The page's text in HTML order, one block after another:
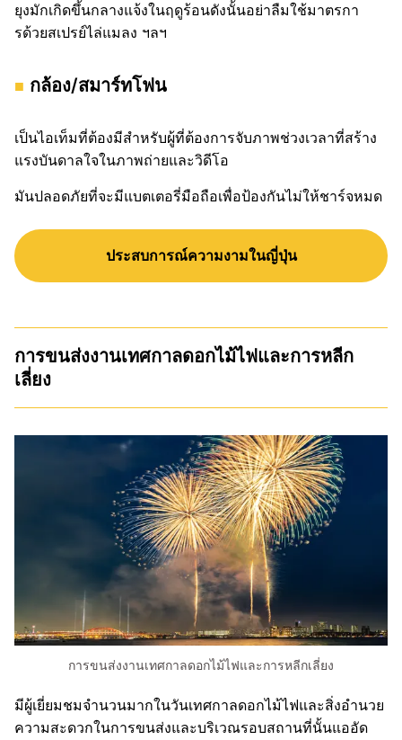
ยุงมักเกิดขึ้นกลางแจ้งในฤดูร้อนดังนั้นอย่าลืมใช้มาตรกา
รด้วยสเปรย์ไล่แมลง ฯลฯ
กล้อง/สมาร์ทโฟน
เป็นไอเท็มที่ต้องมีสำหรับผู้ที่ต้องการจับภาพช่วงเวลาที่สร้าง
แรงบันดาลใจในภาพถ่ายและวิดีโอ
มันปลอดภัยที่จะมีแบตเตอรี่มือถือเพื่อป้องกันไม่ให้ชาร์จหมด
ประสบการณ์ความงามในญี่ปุ่น
การขนส่งงานเทศกาลดอกไม้ไฟและการหลีก
เลี่ยง
การขนส่งงานเทศกาลดอกไม้ไฟและการหลีกเลี่ยง
มีผู้เยี่ยมชมจำนวนมากในวันเทศกาลดอกไม้ไฟและสิ่งอำนวย
ความสะดวกในการขนส่งและบริเวณรอบสถานที่นั้นแออัด